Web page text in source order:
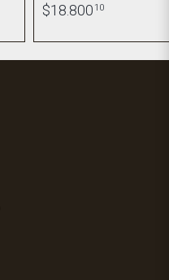
$18.800 10